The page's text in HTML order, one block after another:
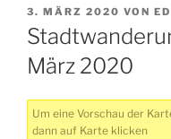
VERÖFFENTLICHT
AM
3. MÄRZ 2020 VON
März 2020
Um eine Vorschau der
dann auf Karte klicken